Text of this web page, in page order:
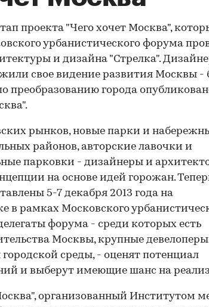
проекта "Чего хочет Москва",
урбанистического форума
и дизайна "Стрелка".
свое видение развития Москвы -
преобразованию города
рынков, новые парки и
районов, авторские лавочки и
парковки - дизайнеры и
на основе идей горожан.
5-7 декабря 2013 года на
в рамках Московского
форума - среди которых есть
Москвы, крупные
среды, - оценят потенциал
и выберут имеющие шанс на
организованный Институтом